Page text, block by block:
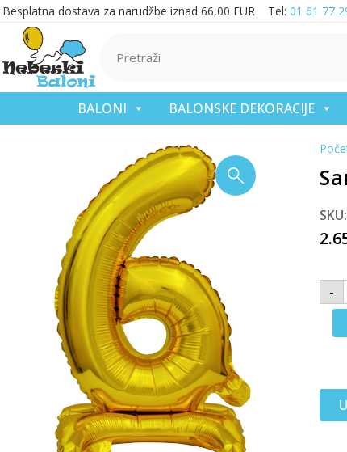
Besplatna dostava za narudžbe iznad 66,00 EUR Tel: 01 61 77
BALONI BALONSKE DEKORACIJE
-